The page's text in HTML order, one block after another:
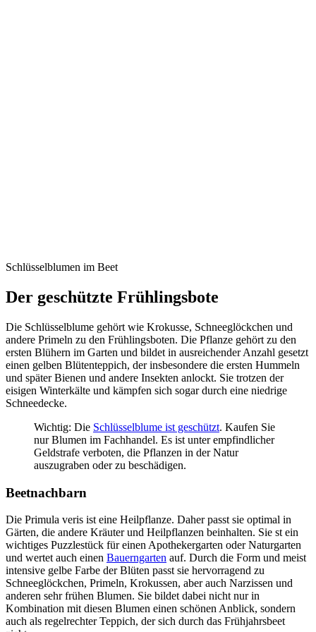
Schlüsselblumen im Beet
Der geschützte Frühlingsbote
Die Schlüsselblume gehört wie Krokusse, Schneeglöckchen und
andere Primeln zu den Frühlingsboten. Die Pflanze gehört zu den
ersten Blühern im Garten und bildet in ausreichender Anzahl gesetzt
einen gelben Blütenteppich, der insbesondere die ersten Hummeln
und später Bienen und andere Insekten anlockt. Sie trotzen der
eisigen Winterkälte und kämpfen sich sogar durch eine niedrige
Schneedecke.
Wichtig: Die Schlüsselblume ist geschützt. Kaufen Sie
nur Blumen im Fachhandel. Es ist unter empfindlicher
Geldstrafe verboten, die Pflanzen in der Natur
auszugraben oder zu beschädigen.
Beetnachbarn
Die Primula veris ist eine Heilpflanze. Daher passt sie optimal in
Gärten, die andere Kräuter und Heilpflanzen beinhalten. Sie st ein
wichtiges Puzzlestück für einen Apothekergarten oder Naturgarten
und wertet auch einen Bauerngarten auf. Durch die Form und meist
intensive gelbe Farbe der Blüten passt sie hervorragend zu
Schneeglöckchen, Primeln, Krokussen, aber auch Narzissen und
anderen sehr frühen Blumen. Sie bildet dabei nicht nur in
Kombination mit diesen Blumen einen schönen Anblick, sondern
auch als regelrechter Teppich, der sich durch das Frühjahrsbeet